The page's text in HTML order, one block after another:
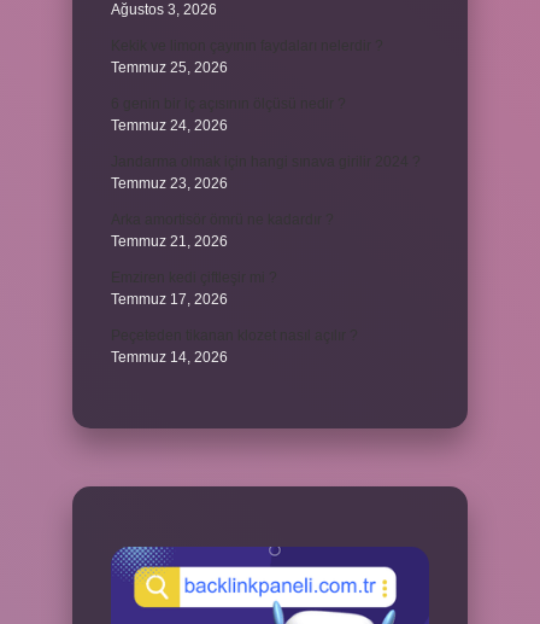
Ağustos 3, 2026
Temmuz 25, 2026
Temmuz 24, 2026
Temmuz 23, 2026
Temmuz 21, 2026
Temmuz 17, 2026
Temmuz 14, 2026